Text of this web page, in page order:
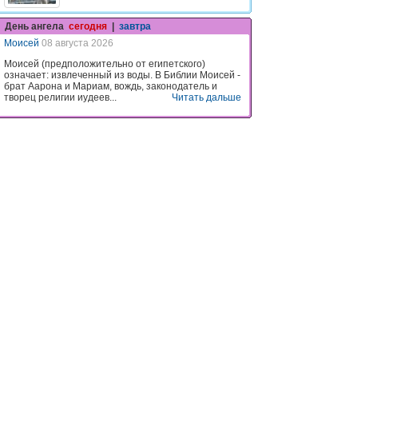
День ангела сегодня
завтра
Моисей 08 августа 2026
Моисей (предположительно от египетского)
означает: извлеченный из воды. В Библии Моисей -
брат Аарона и Мариам, вождь, законодатель и
творец религии иудеев...
Читать дальше